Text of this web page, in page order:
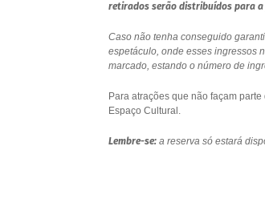
retirados serão distribuídos para a
Caso não tenha conseguido
espetáculo, onde esses ingressos
marcado, estando o número de
Para atrações que não façam
Espaço Cultural.
Lembre-se:a reserva só estará